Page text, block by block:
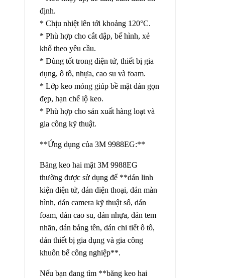
định.
* Chịu nhiệt lên tới khoảng 120°C.
* Phù hợp cho cắt dập, bế hình, xẻ
khổ theo yêu cầu.
* Dùng tốt trong điện tử, thiết bị gia
dụng, ô tô, nhựa, cao su và foam.
* Lớp keo mỏng giúp bề mặt dán gọn
đẹp, hạn chế lộ keo.
* Phù hợp cho sản xuất hàng loạt và
gia công kỹ thuật.
**Ứng dụng của 3M 9988EG:**
Băng keo hai mặt 3M 9988EG
thường được sử dụng để **dán linh
kiện điện tử, dán điện thoại, dán màn
hình, dán camera kỹ thuật số, dán
foam, dán cao su, dán nhựa, dán tem
nhãn, dán bảng tên, dán chi tiết ô tô,
dán thiết bị gia dụng và gia công
khuôn bế công nghiệp**.
Nếu bạn đang tìm **băng keo hai